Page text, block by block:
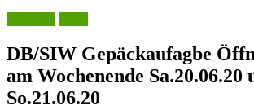
DB/SIW Gepäckaufagbe
am Wochenende Sa.20.06.20
So.21.06.20